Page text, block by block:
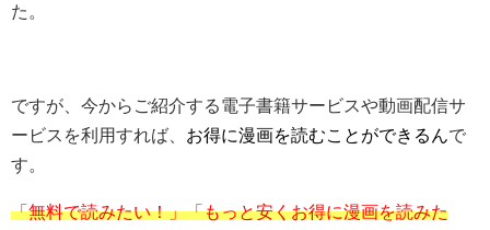
た。
ですが、今からご紹介する電子書籍サービスや動画配信サ
ービスを利用すれば、
お得に漫画を読むことができるん で
す。
「無料で読みたい！」「もっと安くお得に漫画を読みた